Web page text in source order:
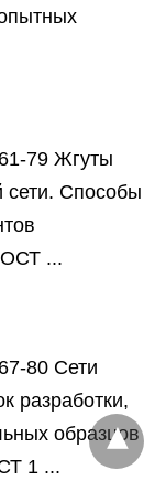
79 Жгуты
сети. Способы
ОСТ ...
80 Сети
разработки,
образцов
1 ...